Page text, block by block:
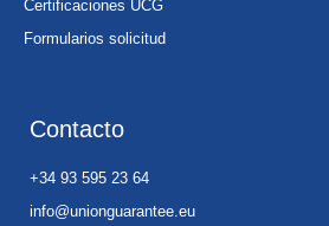
Certificaciones UCG
Formularios solicitud
Contacto
+34 93 595 23 64
info@unionguarantee.eu